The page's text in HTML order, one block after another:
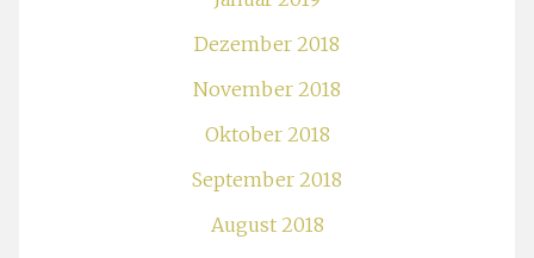
Dezember 2018
November 2018
Oktober 2018
September 2018
August 2018